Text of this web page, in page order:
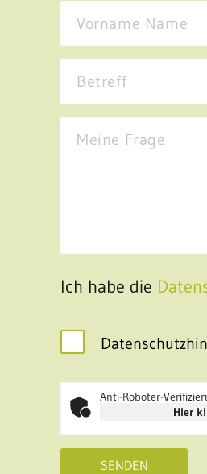
Ich habe die
Anti-Roboter-
Hier
SENDEN